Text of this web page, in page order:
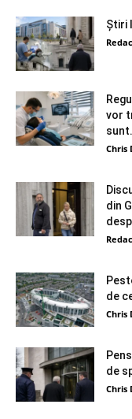
Știri
vor
Chris
din
de
Chris
de
Chris